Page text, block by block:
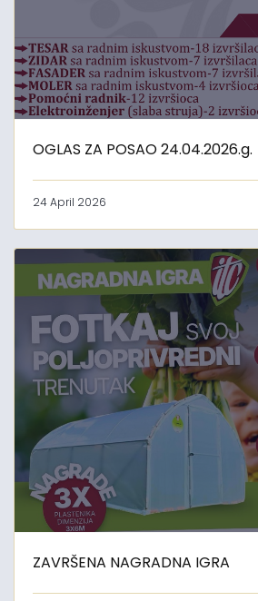
OGLAS ZA POSAO 24.04.2026.g.
24 April 2026
ZAVRŠENA NAGRADNA IGRA